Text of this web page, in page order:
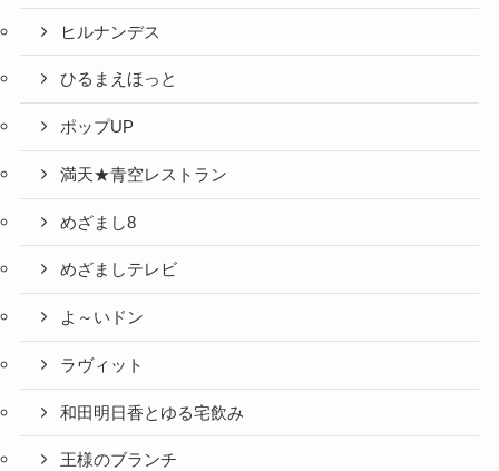
ヒルナンデス
ひるまえほっと
ポップUP
満天★青空レストラン
めざまし8
めざましテレビ
よ～いドン
ラヴィット
和田明日香とゆる宅飲み
王様のブランチ